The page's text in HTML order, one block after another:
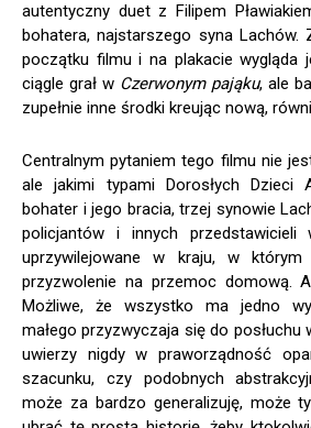
autentyczny duet z Filipem
bohatera, najstarszego syna Lachów.
początku filmu i na plakacie wygląda
ciągle grał w Czerwonym pająku, ale
zupełnie inne środki kreując nową,
Centralnym pytaniem tego filmu nie
ale jakimi typami Dorosłych Dzieci
bohater i jego bracia, trzej synowie
policjantów i innych przedstawicieli
uprzywilejowane w kraju, w którym
przyzwolenie na przemoc domową. A
Możliwe, że wszystko ma jedno
małego przyzwyczaja się do posłuchu
uwierzy nigdy w praworządność
szacunku, czy podobnych
może za bardzo generalizuję, może